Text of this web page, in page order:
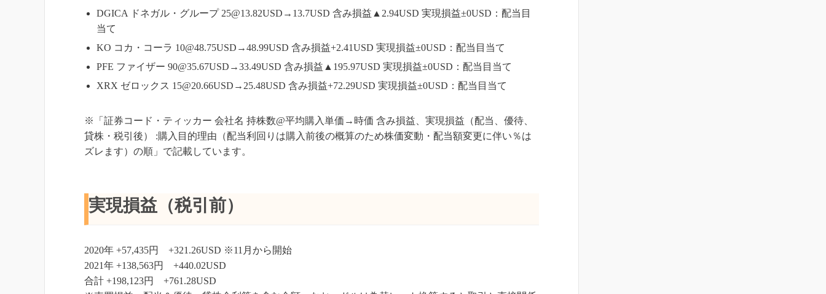
DGICA ドネガル・グループ 25@13.82USD→13.7USD 含み損益▲2.94USD 実現損益±0USD：配当目
当て
KO コカ・コーラ 10@48.75USD→48.99USD 含み損益+2.41USD 実現損益±0USD：配当目当て
PFE ファイザー 90@35.67USD→33.49USD 含み損益▲195.97USD 実現損益±0USD：配当目当て
XRX ゼロックス 15@20.66USD→25.48USD 含み損益+72.29USD 実現損益±0USD：配当目当て
※「証券コード・ティッカー 会社名 持株数@平均購入単価→時価 含み損益、実現損益（配当、優待、
貸株・税引後） :購入目的理由（配当利回りは購入前後の概算のため株価変動・配当額変更に伴い％は
ズレます）の順」で記載しています。
実現損益（税引前）
2020年 +57,435円 +321.26USD ※11月から開始
2021年 +138,563円 +440.02USD
合計 +198,123円 +761.28USD